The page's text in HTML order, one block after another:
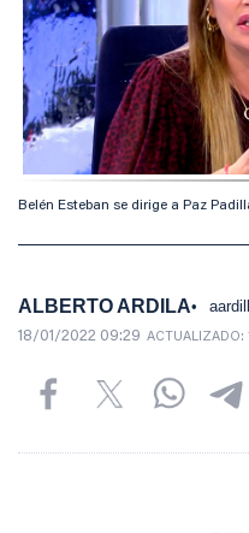
Belén Esteban se dirige a Paz
ALBERTO ARDILA
18/01/2022 09:29 ACTUALIZADO: